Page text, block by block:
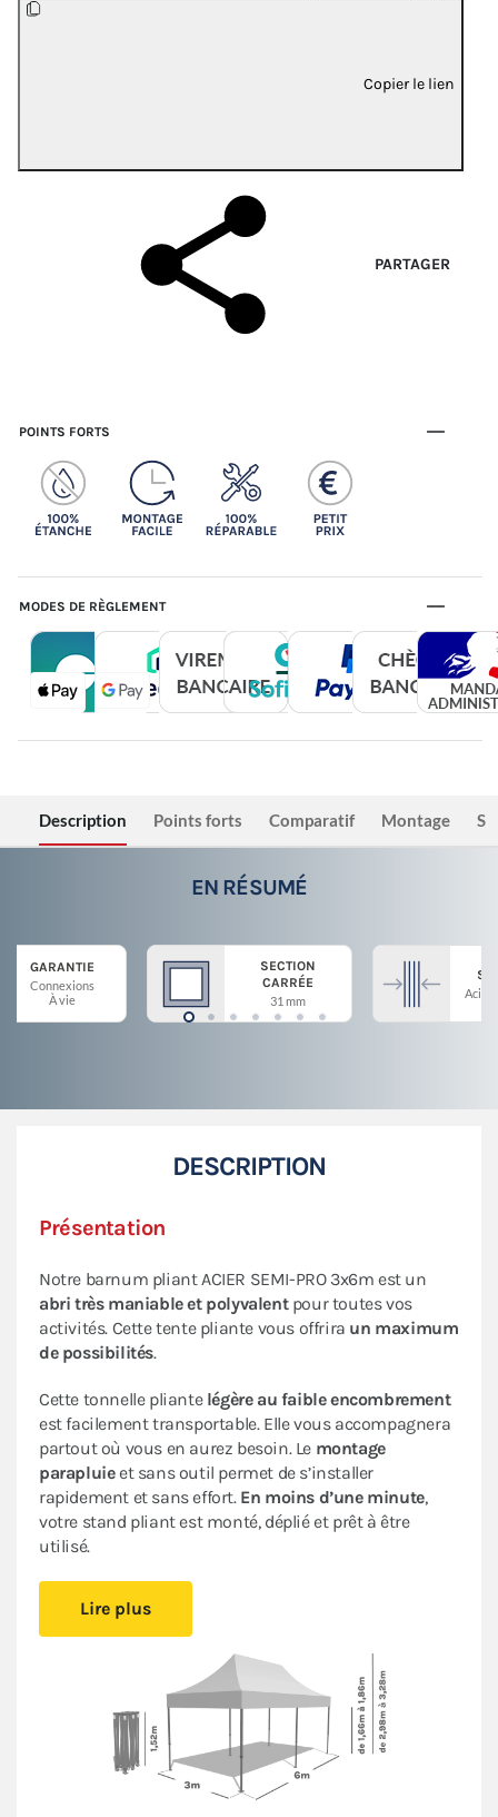
Copier le lien
PARTAGER
POINTS FORTS
MODES DE RÈGLEMENT
Description Points forts Comparatif Montage
EN RÉSUMÉ
GARANTIE
Connexions
À vie
SECTION
CARRÉE
31 mm
Acier
DESCRIPTION
Présentation
Notre barnum pliant ACIER SEMI-PRO 3x6m est un
abri très maniable et polyvalentpour toutes vos
activités. Cette tente pliante vous offrira un maximum
de possibilités.
Cette tonnelle pliante légère au faible encombrement
est facilement transportable. Elle vous accompagnera
partout où vous en aurez besoin. Le montage
parapluieet sans outil permet de s’installer
rapidement et sans effort. En moins d’une minute,
votre stand pliant est monté, déplié et prêt à être
utilisé.
320gr/m² est renforcée au niveau des angles. Elle est
complètement étanche
d’une peinture antirouille garantit sa durabilité pour
utilisation occasionnelle à régulière .
Ce stand pliant est polyvalentà un
tarif très
abordable pour les particuliers et les professionnels
Lire plus